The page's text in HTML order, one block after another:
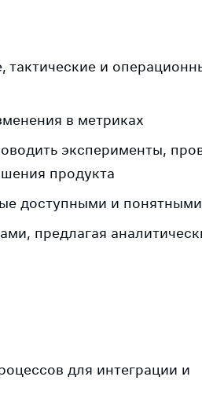
тактические и
в метриках
эксперименты,
продукта
доступными и понятными
предлагая
для интеграции и